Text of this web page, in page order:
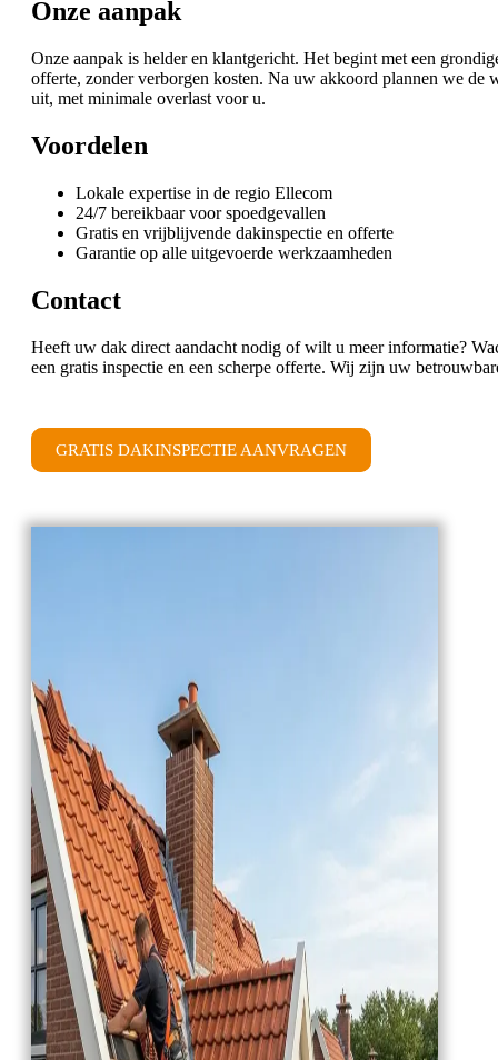
Onze aanpak
Onze aanpak is helder en klantgericht. Het begint met een
offerte, zonder verborgen kosten. Na uw akkoord plannen we de
uit, met minimale overlast voor u.
Voordelen
Lokale expertise in de regio Ellecom
24/7 bereikbaar voor spoedgevallen
Gratis en vrijblijvende dakinspectie en offerte
Garantie op alle uitgevoerde werkzaamheden
Contact
Heeft uw dak direct aandacht nodig of wilt u meer informatie?
een gratis inspectie en een scherpe offerte. Wij zijn uw
GRATIS DAKINSPECTIE AANVRAGEN